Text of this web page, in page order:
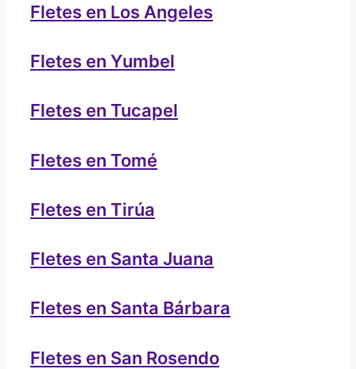
Fletes en Los Angeles
Fletes en Yumbel
Fletes en Tucapel
Fletes en Tomé
Fletes en Tirúa
Fletes en Santa Juana
Fletes en Santa Bárbara
Fletes en San Rosendo